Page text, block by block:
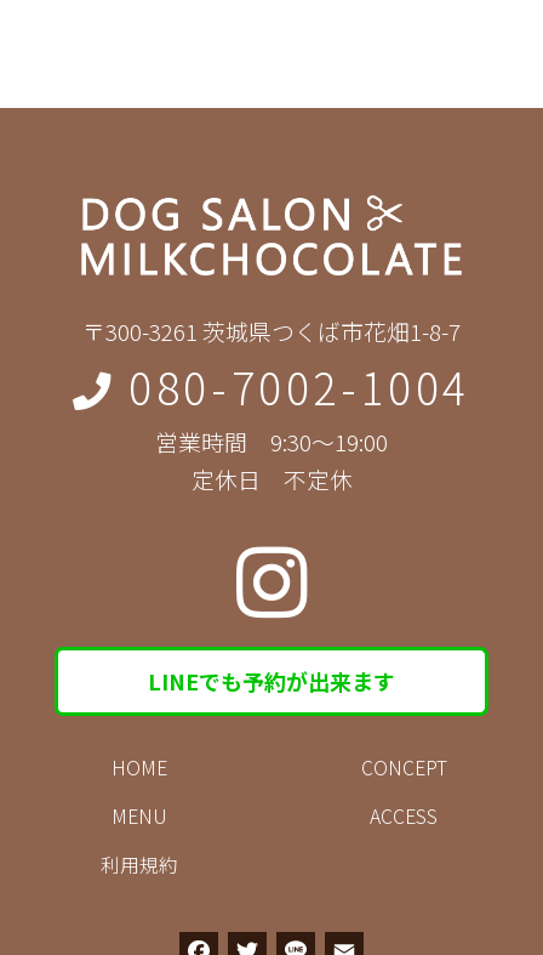
〒300-3261 茨城県つくば市花畑1-8-7
080-7002-1004
営業時間 9:30～19:00
定休日 不定休
LINEでも予約が出来ます
HOME
CONCEPT
MENU
ACCESS
利用規約